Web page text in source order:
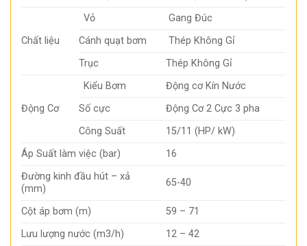
Chất liệu
Vỏ
Gang Đúc
Cánh quạt bơm
Thép Không Gỉ
Trục
Thép Không Gỉ
Động Cơ
Kiểu Bơm
Động cơ Kín Nước
Số cực
Động Cơ 2 Cực 3 pha
Công Suất
15/11 (HP/ kW)
Áp Suất làm việc (bar)
16
Đường kinh đầu hút – xả
(mm)
65-40
Cột áp bơm (m)
59 – 71
Lưu lượng nước (m3/h)
12 – 42